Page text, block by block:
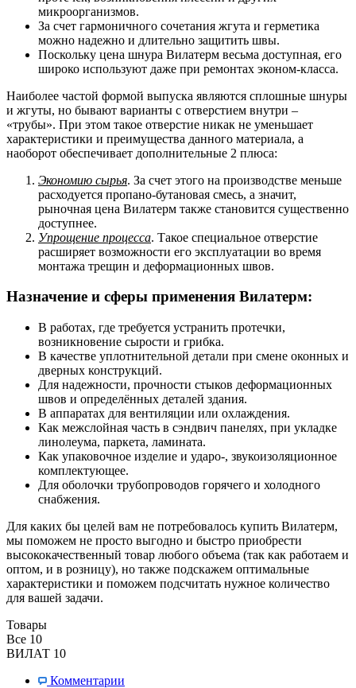
микроорганизмов.
За счет гармоничного сочетания жгута и герметика
можно надежно и длительно защитить швы.
Поскольку цена шнура Вилатерм весьма доступная, его
широко используют даже при ремонтах эконом-класса.
Наиболее частой формой выпуска являются сплошные шнуры
и жгуты, но бывают варианты с отверстием внутри –
«трубы». При этом такое отверстие никак не уменьшает
характеристики и преимущества данного материала, а
наоборот обеспечивает дополнительные 2 плюса:
Экономию сырья. За счет этого на производстве меньше
расходуется пропано-бутановая смесь, а значит,
рыночная цена Вилатерм также становится существенно
доступнее.
Упрощение процесса. Такое специальное отверстие
расширяет возможности его эксплуатации во время
монтажа трещин и деформационных швов.
Назначение и сферы применения Вилатерм:
В работах, где требуется устранить протечки,
возникновение сырости и грибка.
В качестве уплотнительной детали при смене оконных и
дверных конструкций.
Для надежности, прочности стыков деформационных
швов и определённых деталей здания.
В аппаратах для вентиляции или охлаждения.
Как межслойная часть в сэндвич панелях, при укладке
линолеума, паркета, ламината.
Как упаковочное изделие и ударо-, звукоизоляционное
комплектующее.
Для оболочки трубопроводов горячего и холодного
снабжения.
Для каких бы целей вам не потребовалось купить Вилатерм,
мы поможем не просто выгодно и быстро приобрести
высококачественный товар любого объема (так как работаем и
оптом, и в розницу), но также подскажем оптимальные
характеристики и поможем подсчитать нужное количество
для вашей задачи.
Товары
Все 10
ВИЛАТ 10
Комментарии